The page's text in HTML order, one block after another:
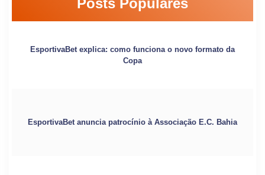
EsportivaBet explica: como funciona o novo formato da
Copa
EsportivaBet anuncia patrocínio à Associação E.C. Bahia